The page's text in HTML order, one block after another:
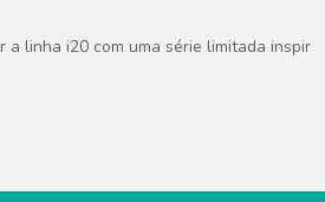
a linha i20 com uma série limitada